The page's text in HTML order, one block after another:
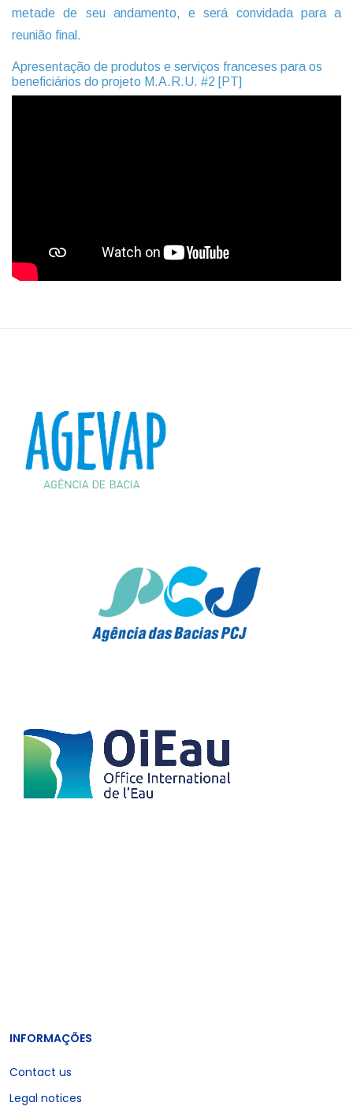
metade de seu andamento, e será convidada para a
reunião final.
Apresentação de produtos e serviços franceses para os
beneficiários do projeto M.A.R.U. #2 [PT]
INFORMAÇÕES
Contact us
Legal notices